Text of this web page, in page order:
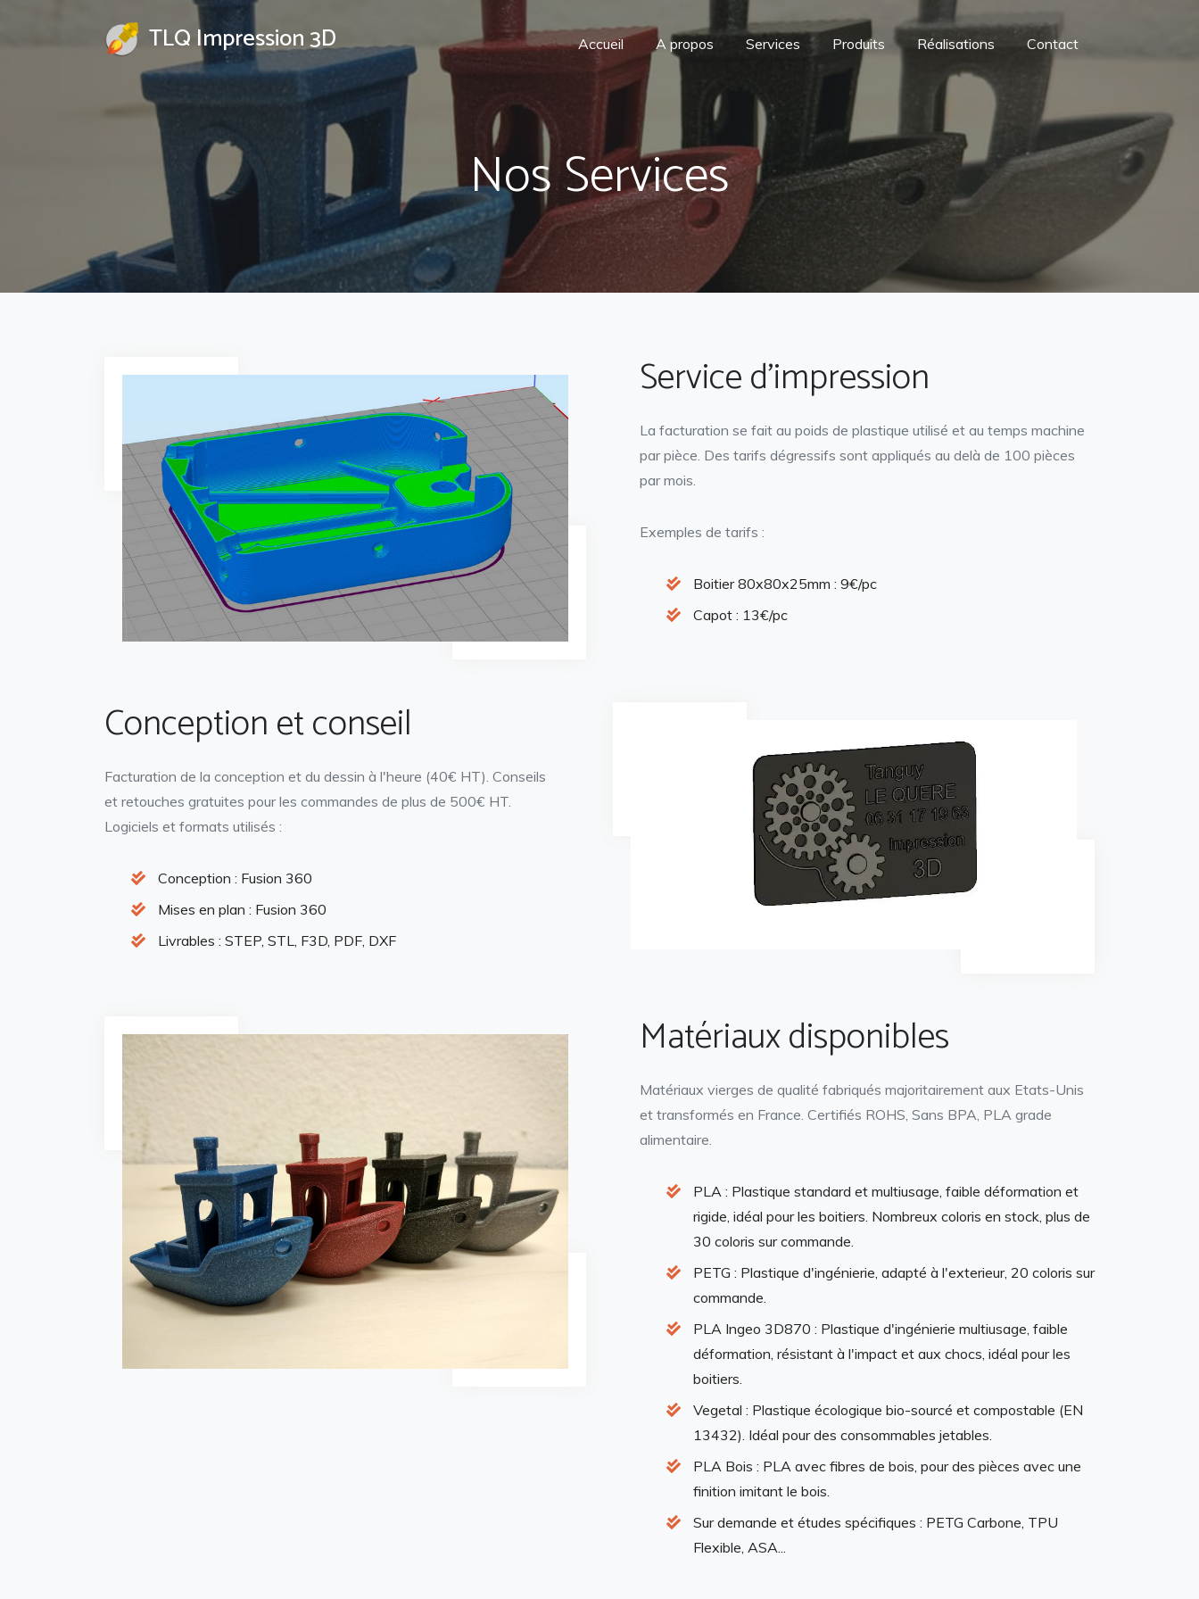
TLQ Impression 3D Accueil A propos Services Produits Réalisations Contact
Nos Services
Service d'impression
La facturation se fait au poids de plastique utilisé et au temps machine
par pièce. Des tarifs dégressifs sont appliqués au delà de 100 pièces
par mois.
Exemples de tarifs :
Boitier 80x80x25mm : 9€/pc
Capot : 13€/pc
Conception et conseil
Facturation de la conception et du dessin à l'heure (40€ HT). Conseils
et retouches gratuites pour les commandes de plus de 500€ HT.
Logiciels et formats utilisés :
Conception : Fusion 360
Mises en plan : Fusion 360
Livrables : STEP, STL, F3D, PDF, DXF
Matériaux disponibles
Matériaux vierges de qualité fabriqués majoritairement aux Etats-Unis
et transformés en France. Certifiés ROHS, Sans BPA, PLA grade
alimentaire.
PLA : Plastique standard et multiusage, faible déformation et
rigide, idéal pour les boitiers. Nombreux coloris en stock, plus de
30 coloris sur commande.
PETG : Plastique d'ingénierie, adapté à l'exterieur, 20 coloris sur
commande.
PLA Ingeo 3D870 : Plastique d'ingénierie multiusage, faible
déformation, résistant à l'impact et aux chocs, idéal pour les
boitiers.
Vegetal : Plastique écologique bio-sourcé et compostable (EN
13432). Idéal pour des consommables jetables.
PLA Bois : PLA avec fibres de bois, pour des pièces avec une
finition imitant le bois.
Sur demande et études spécifiques : PETG Carbone, TPU
Flexible, ASA...